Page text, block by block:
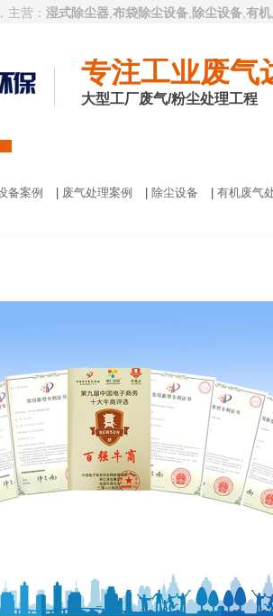
主营： 湿式除尘器 布袋除尘设备 除尘设备 有
专注工业废气
大型工厂废气/粉尘处理工程
备案例 废气处理案例 除尘设备 有机废气